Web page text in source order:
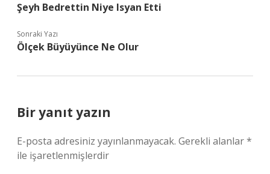
Şeyh Bedrettin Niye Isyan Etti
Sonraki Yazı
Ölçek Büyüyünce Ne Olur
Bir yanıt yazın
E-posta adresiniz yayınlanmayacak. Gerekli alanlar*
ile işaretlenmişlerdir